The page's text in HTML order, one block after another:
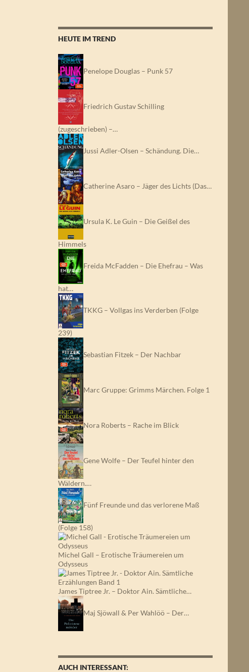
HEUTE IM TREND
Penelope Douglas – Punk 57
Friedrich Gustav Schilling
(zugeschrieben) –…
Jussi Adler-Olsen – Schändung. Die…
Catherine Asaro – Jäger des Lichts (Das…
Ursula K. Le Guin – Die Geißel des
Himmels
Freida McFadden – Die Ehefrau – Was
hat…
TKKG – Vollgas ins Verderben (Folge
239)
Sebastian Fitzek – Der Nachbar
Marc Gruppe: Grimms Märchen. Folge 1
Nora Roberts – Rache im Blick
Gene Wolfe – Der Teufel hinter den
Wäldern.…
Fünf Freunde und das verlorene Maß
(Folge 158)
Michel Gall – Erotische Träumereien um
Odysseus
James Tiptree Jr. – Doktor Ain. Sämtliche…
Maj Sjöwall & Per Wahlöö – Der…
AUCH INTERESSANT: